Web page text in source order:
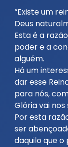
“Existe um
Deus
Esta é a
poder e a
alguém.
Há um
dar esse
para nós,
Glória vai nos
Por esta
ser
daquilo que o